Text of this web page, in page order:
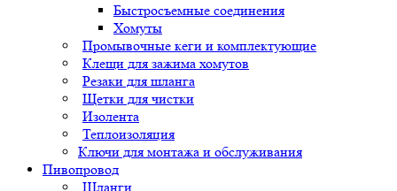
Быстросъемные соединения
Хомуты
Промывочные кеги и комплектующие
Клещи для зажима хомутов
Резаки для шланга
Щетки для чистки
Изолента
Теплоизоляция
Ключи для монтажа и обслуживания
Пивопровод
Шланги